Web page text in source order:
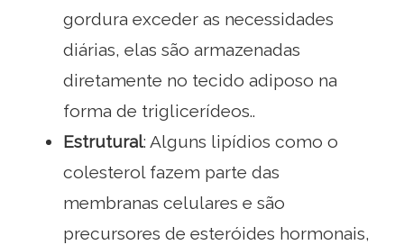
gordura exceder as necessidades
diárias, elas são armazenadas
diretamente no tecido adiposo na
forma de triglicerídeos..
Estrutural: Alguns lipídios como o
colesterol fazem parte das
membranas celulares e são
precursores de esteróides hormonais,